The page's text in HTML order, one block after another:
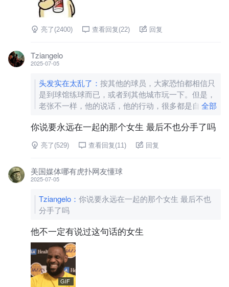
亮了(2400) 查看回复(22) 回复
Tziangelo
2025-07-05
头发实在太乱了 ： 按其他的球员，大家恐怕都相信只
是到球馆练球而已，或者到其他城市玩一下。但是，
老张不一样，他的说话，他的行动，很多都是自相矛
不如他所愿时，是真的拍拍屁股就跑了。所以，他莫
名其妙的说话和行动，你不得不联想到，他在向湖人
施压，向管理层施压。但是他这一次玩脱了，因为他
去骑士，骑士新闻说交易老张回来的概率为零。去独
行侠，人家也不鸟他。关键是，就算在湖人，管理层
和老板也不再考虑他的意愿和感受了。。。
全部
你说要永远在一起的那个女生 最后不也分手了吗
亮了(529) 查看回复(11) 回复
美国媒体哪有虎扑网友懂球
2025-07-05
Tziangelo ： 你说要永远在一起的那个女生 最后不也
分手了吗
他不一定有说过这句话的女生
GIF